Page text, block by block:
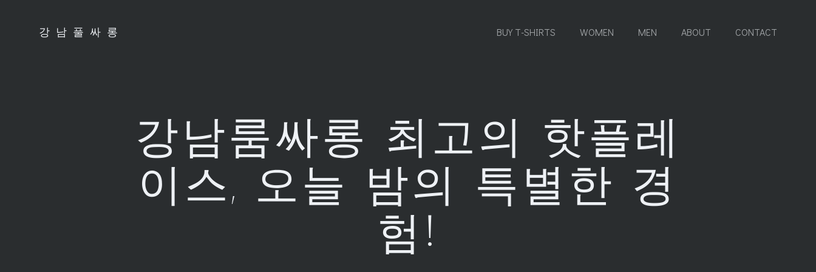
강남풀싸롱 BUY T-SHIRTS WOMEN MEN ABOUT CONTACT
강남룸싸롱 최고의 핫플레
이스, 오늘 밤의 특별한 경
험!